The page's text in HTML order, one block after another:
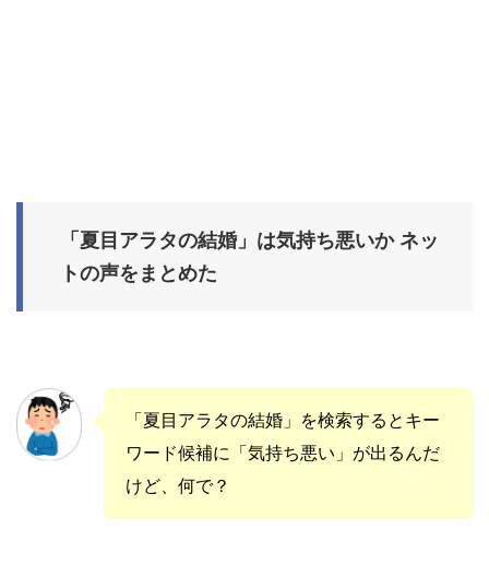
「夏目アラタの結婚」は気持ち悪いか ネッ
トの声をまとめた
「夏目アラタの結婚」を検索するとキー
ワード候補に「気持ち悪い」が出るんだ
けど、何で？